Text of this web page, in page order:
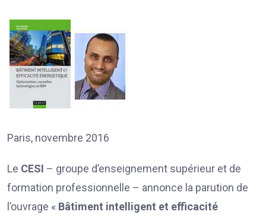
Paris, novembre 2016
Le CESI – groupe d’enseignement supérieur et de
formation professionnelle – annonce la parution de
l’ouvrage « Bâtiment intelligent et efficacité